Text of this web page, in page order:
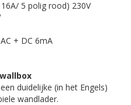
16A/ 5 polig rood) 230V
+ DC 6mA
duidelijke (in het Engels)
wandlader.